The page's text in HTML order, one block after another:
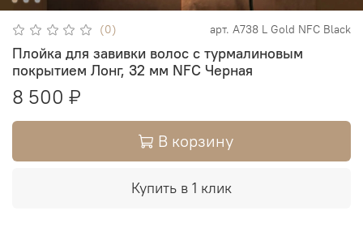
(0) арт. A738 L Gold NFC Black
Плойка для завивки волос с турмалиновым
покрытием Лонг, 32 мм NFC Черная
8 500 ₽
В корзину
Купить в 1 клик